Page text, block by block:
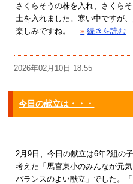
さくらそうの株を入れ、さくら
土を入れました。寒い中ですが
楽しみですね。
» 続きを読む
2026年02月10日 18:55
今日の献立は・・・
2月9日、今日の献立は6年2組の
考えた「馬宮東小のみんなが元
バランスのよい献立」でした。